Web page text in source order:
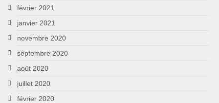
février 2021
janvier 2021
novembre 2020
septembre 2020
août 2020
juillet 2020
février 2020